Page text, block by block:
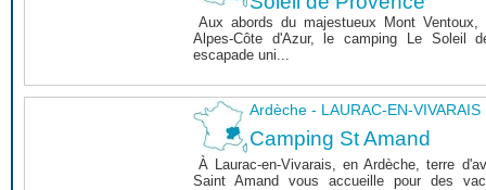
Aux abords du majestueux Mont
Alpes-Côte d'Azur, le camping Le Soleil
escapade uni...
Ardèche - LAURAC-EN-VIVARAIS
Camping St Amand
À Laurac-en-Vivarais, en Ardèche, terre
Saint Amand vous accueille pour des